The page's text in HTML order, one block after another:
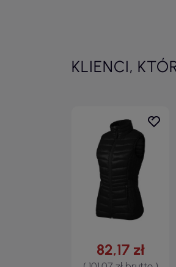
KLIENCI,
82,17 zł